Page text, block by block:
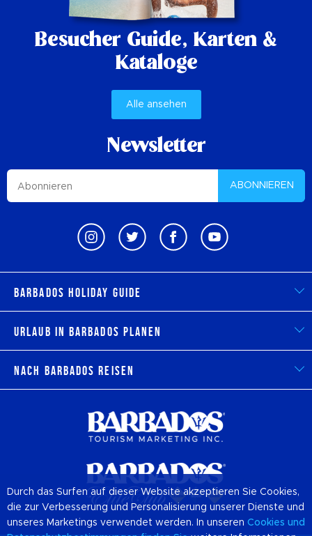
Besucher Guide, Karten &
Kataloge
Alle ansehen
Newsletter
ABONNIEREN
Barbados Holiday Guide
Urlaub in Barbados planen
Nach Barbados reisen
Durch das Surfen auf dieser Website akzeptieren Sie Cookies,
die zur Verbesserung und Personalisierung unserer Dienste und
unseres Marketings verwendet werden. In unseren Cookies und